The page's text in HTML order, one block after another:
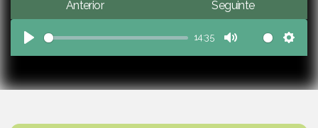
Anterior Seguinte
Play
14:35
Mute